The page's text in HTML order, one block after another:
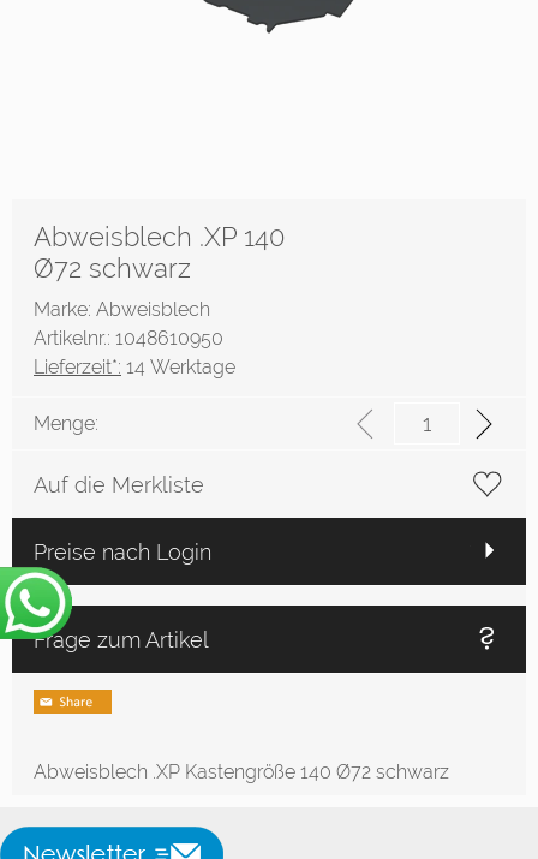
Abweisblech .XP 140
Ø72 schwarz
Marke: Abweisblech
Artikelnr.: 1048610950
Lieferzeit*: 14 Werktage
Menge:
Auf die Merkliste
Preise nach Login
Frage zum Artikel
Abweisblech .XP Kastengröße 140 Ø72 schwarz